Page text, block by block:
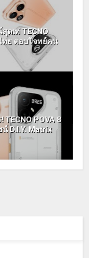
ดเท่ TECNO
ทย ตอบโจทย์คน
POVA 8
D.I.Y. Matrix